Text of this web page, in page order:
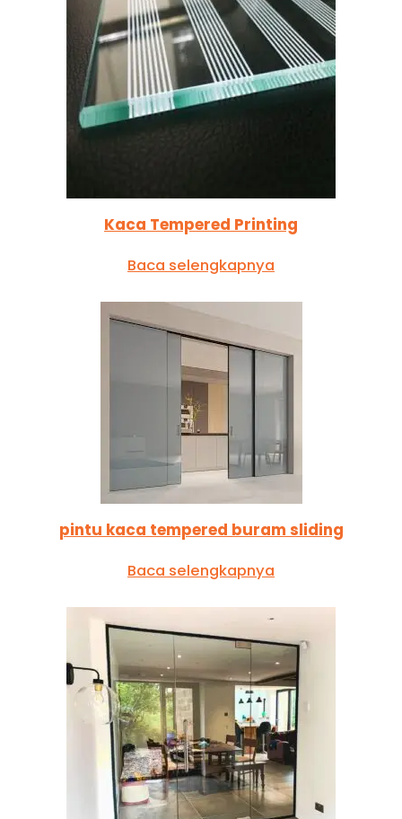
Kaca Tempered Printing
Baca selengkapnya
pintu kaca tempered buram sliding
Baca selengkapnya